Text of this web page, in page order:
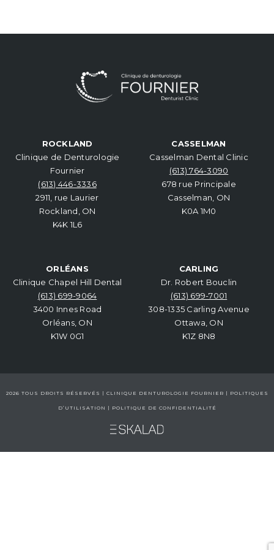
ROCKLAND
Clinique de Denturologie
Fournier
(613) 446-3336
2911, rue Laurier
Rockland, ON
K4K 1L6
CASSELMAN
Casselman Dental Clinic
(613) 764-3090
678 rue Principale
Casselman, ON
K0A 1M0
ORLÉANS
Clinique Chapel Hill Dental
(613) 699-9064
3400 Innes Road
Orléans, ON
K1W 0G1
CARLING
Dr. Robert Bouclin
(613) 699-7001
308-1335 Carling Avenue
Ottawa, ON
K1Z 8N8
2026 TOUS DROITS RÉSERVÉS | CLINIQUE DENTUROLOGIE FOURNIER | POLITIQUES
D’UTILISATION | POLITIQUE DE CONFIDENTIALITÉ